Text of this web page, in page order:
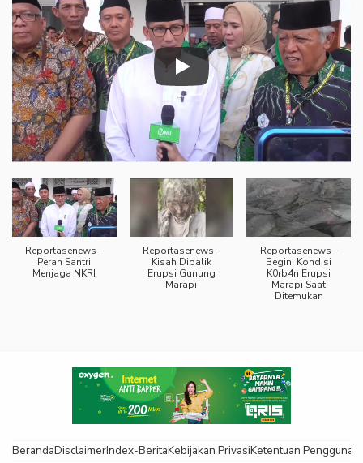
Reportasenews -
Peran Santri
Menjaga NKRI
Reportasenews -
Kisah Dibalik
Erupsi Gunung
Marapi
Reportasenews -
Begini Kondisi
K0rb4n Erupsi
Marapi Saat
Ditemukan
BerandaDisclaimerIndex-BeritaKebijakan PrivasiKetentuan Pengguna